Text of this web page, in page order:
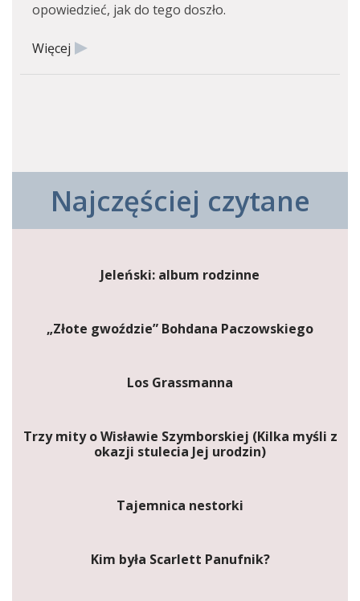
opowiedzieć, jak do tego doszło.
Więcej
Najczęściej czytane
Jeleński: album rodzinne
„Złote gwoździe” Bohdana Paczowskiego
Los Grassmanna
Trzy mity o Wisławie Szymborskiej (Kilka myśli z
okazji stulecia Jej urodzin)
Tajemnica nestorki
Kim była Scarlett Panufnik?